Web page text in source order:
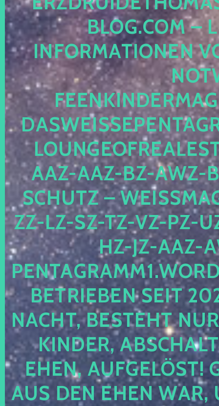
LOG.COM –
NFORMATIONEN
AZ-AAZ-BZ-AWZ-
CHUTZ –
-LZ-SZ-TZ-VZ-PZ-UZ-
-JZ-AAZ-
TRIEBEN SEIT 2024
CHT, BESTEHT NUR
NDER,
EN, AUFGELÖST!
S DEN EHEN WAR,